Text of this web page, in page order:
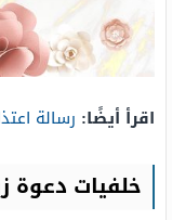
اقرأ أيضًا: رسالة
خلفيات دعوة